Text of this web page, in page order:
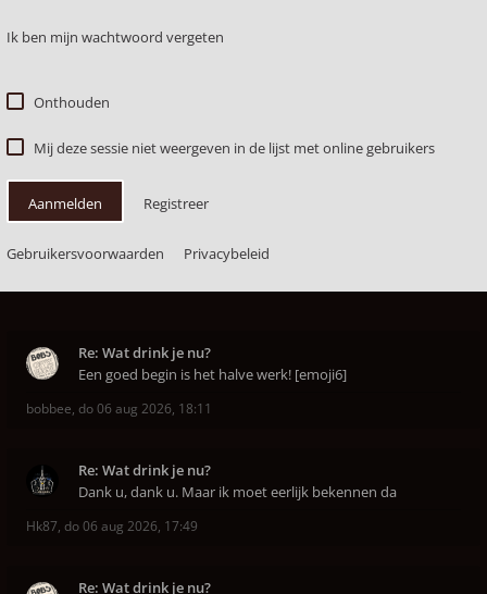
Ik ben mijn wachtwoord vergeten
Onthouden
Mij deze sessie niet weergeven in de lijst met online gebruikers
Aanmelden Registreer
Gebruikersvoorwaarden Privacybeleid
Re: Wat drink je nu?
Een goed begin is het halve werk! [emoji6]
bobbee, do 06 aug 2026, 18:11
Re: Wat drink je nu?
Dank u, dank u. Maar ik moet eerlijk bekennen da
Hk87, do 06 aug 2026, 17:49
Re: Wat drink je nu?